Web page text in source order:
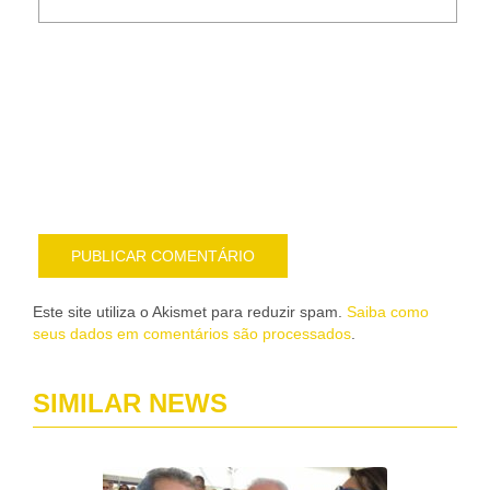
Este site utiliza o Akismet para reduzir spam. Saiba como
seus dados em comentários são processados
SIMILAR NEWS